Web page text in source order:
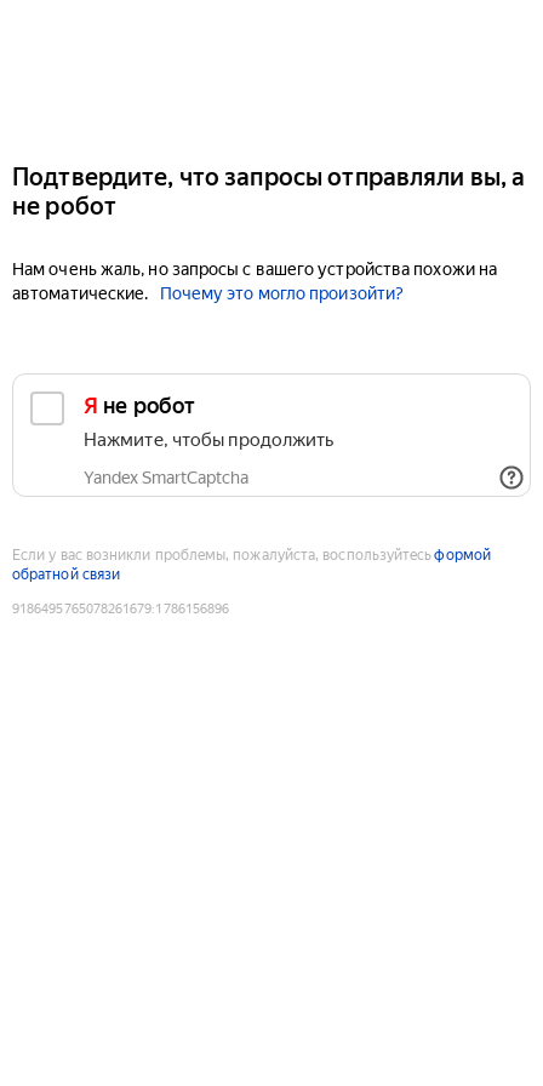
Подтвердите, что запросы отправляли вы, а
не робот
Нам очень жаль, но запросы с вашего устройства похожи на
автоматические.
Почему это могло произойти?
Я не робот
Нажмите, чтобы продолжить
Yandex SmartCaptcha
Если у вас возникли проблемы, пожалуйста, воспользуйтесьформой
обратной связи
9186495765078261679:1786156896